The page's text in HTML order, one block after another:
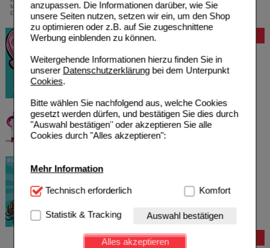
anzupassen. Die Informationen darüber, wie Sie
unsere Seiten nutzen, setzen wir ein, um den Shop
zu optimieren oder z.B. auf Sie zugeschnittene
Werbung einblenden zu können.
Weitergehende Informationen hierzu finden Sie in
unserer Datenschutzerklärungbei dem Unterpunkt
Cookies.
Bitte wählen Sie nachfolgend aus, welche Cookies
gesetzt werden dürfen, und bestätigen Sie dies durch
"Auswahl bestätigen" oder akzeptieren Sie alle
Cookies durch "Alles akzeptieren":
Mehr Information
Technisch Notwendig:Hierbei handelt es sich um
Website notwendig sind (z.B. Navigation, Warenkorb,
Kundenkonto), weshalb auf diese nicht verzichtet
werden kann.
Technisch erforderlich Komfort
Statistik & Tracking Auswahl bestätigen
Alles akzeptieren
Mindestbestellwert von 13,99 Euro oder bei
Einsendung eines Kassenrezeptes
Bewertung
Bestellung